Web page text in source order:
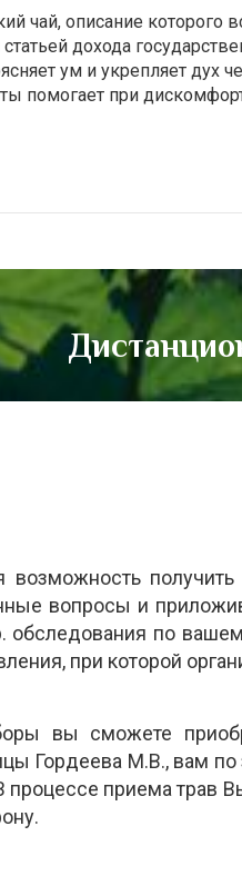
чай, описание которого
дохода
ум и укрепляет дух
помогает при
возможность
вопросы и
по
при которой
вы сможете
Гордеева М.В., вам
приема трав